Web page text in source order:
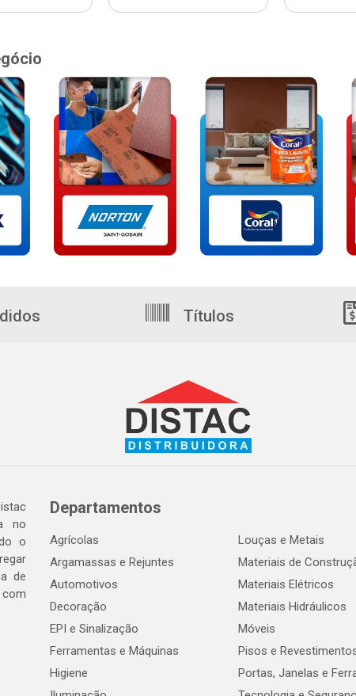
Títulos
no
o
de
Departamentos
Agrícolas
Argamassas e Rejuntes
Automotivos
Decoração
EPI e Sinalização
Ferramentas e Máquinas
Higiene
Louças e Metais
Materiais de
Materiais Elétricos
Materiais Hidráulicos
Móveis
Pisos e
Portas, Janelas e